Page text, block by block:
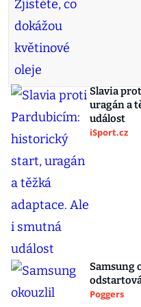
Slavia
uragán a
událost
iSport.cz
Samsung
Poggers